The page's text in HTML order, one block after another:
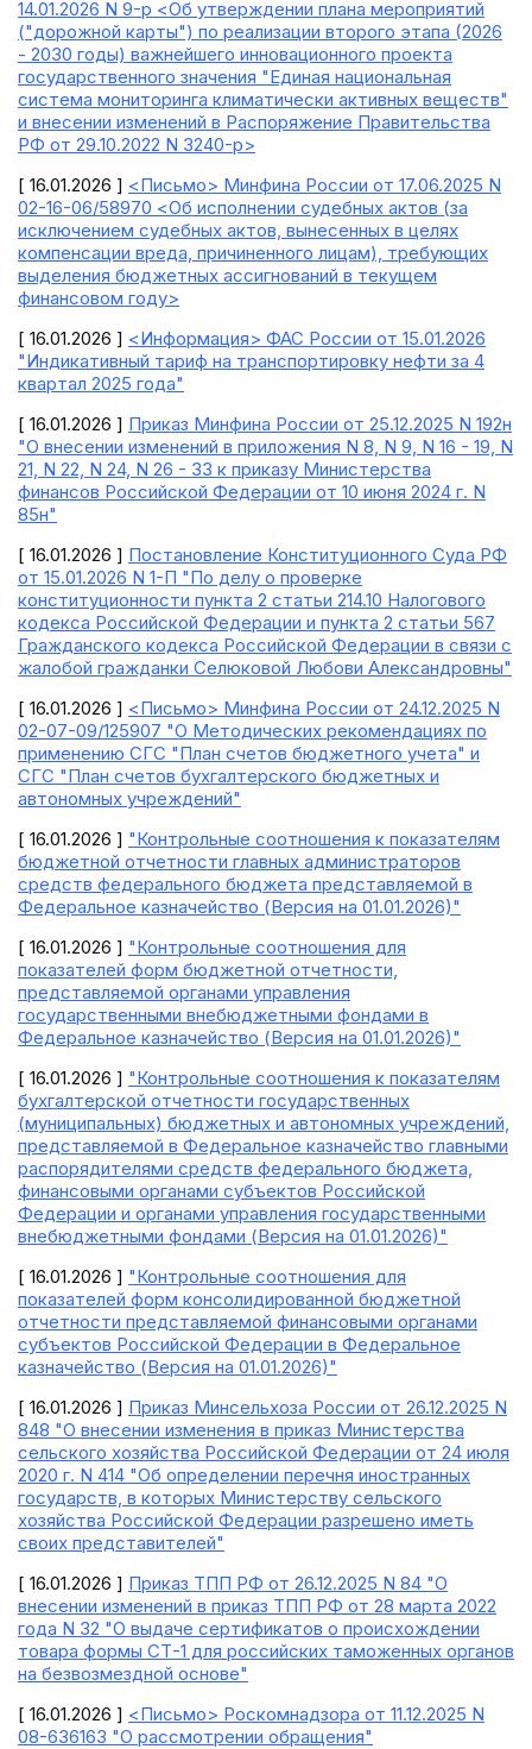
14.01.2026 N 9-р <Об утверждении плана мероприятий
("дорожной карты") по реализации второго этапа (2026
- 2030 годы) важнейшего инновационного проекта
государственного значения "Единая национальная
система мониторинга климатически активных веществ"
и внесении изменений в Распоряжение Правительства
РФ от 29.10.2022 N 3240-р>
[ 16.01.2026 ] <Письмо> Минфина России от 17.06.2025 N
02-16-06/58970 <Об исполнении судебных актов (за
исключением судебных актов, вынесенных в целях
компенсации вреда, причиненного лицам), требующих
выделения бюджетных ассигнований в текущем
финансовом году>
[ 16.01.2026 ] <Информация> ФАС России от 15.01.2026
"Индикативный тариф на транспортировку нефти за 4
квартал 2025 года"
[ 16.01.2026 ] Приказ Минфина России от 25.12.2025 N 192н
"О внесении изменений в приложения N 8, N 9, N 16 - 19, N
21, N 22, N 24, N 26 - 33 к приказу Министерства
финансов Российской Федерации от 10 июня 2024 г. N
85н"
[ 16.01.2026 ] Постановление Конституционного Суда РФ
от 15.01.2026 N 1-П "По делу о проверке
конституционности пункта 2 статьи 214.10 Налогового
кодекса Российской Федерации и пункта 2 статьи 567
Гражданского кодекса Российской Федерации в связи с
жалобой гражданки Селюковой Любови Александровны"
[ 16.01.2026 ] <Письмо> Минфина России от 24.12.2025 N
02-07-09/125907 "О Методических рекомендациях по
применению СГС "План счетов бюджетного учета" и
СГС "План счетов бухгалтерского бюджетных и
автономных учреждений"
[ 16.01.2026 ] "Контрольные соотношения к показателям
бюджетной отчетности главных администраторов
средств федерального бюджета представляемой в
Федеральное казначейство (Версия на 01.01.2026)"
[ 16.01.2026 ] "Контрольные соотношения для
показателей форм бюджетной отчетности,
представляемой органами управления
государственными внебюджетными фондами в
Федеральное казначейство (Версия на 01.01.2026)"
[ 16.01.2026 ] "Контрольные соотношения к показателям
бухгалтерской отчетности государственных
(муниципальных) бюджетных и автономных учреждений,
представляемой в Федеральное казначейство главными
распорядителями средств федерального бюджета,
финансовыми органами субъектов Российской
Федерации и органами управления государственными
внебюджетными фондами (Версия на 01.01.2026)"
[ 16.01.2026 ] "Контрольные соотношения для
показателей форм консолидированной бюджетной
отчетности представляемой финансовыми органами
субъектов Российской Федерации в Федеральное
казначейство (Версия на 01.01.2026)"
[ 16.01.2026 ] Приказ Минсельхоза России от 26.12.2025 N
848 "О внесении изменения в приказ Министерства
сельского хозяйства Российской Федерации от 24 июля
2020 г. N 414 "Об определении перечня иностранных
государств, в которых Министерству сельского
хозяйства Российской Федерации разрешено иметь
своих представителей"
[ 16.01.2026 ] Приказ ТПП РФ от 26.12.2025 N 84 "О
внесении изменений в приказ ТПП РФ от 28 марта 2022
года N 32 "О выдаче сертификатов о происхождении
товара формы СТ-1 для российских таможенных органов
на безвозмездной основе"
[ 16.01.2026 ] <Письмо> Роскомнадзора от 11.12.2025 N
08-636163 "О рассмотрении обращения"